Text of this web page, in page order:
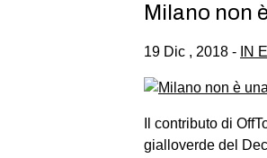
Milano non
19 Dic , 2018 - IN
Il contributo di
gialloverde del